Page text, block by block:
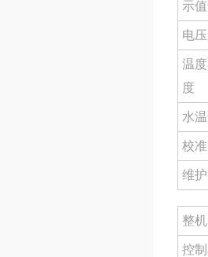
示
电
温
度
水
校
维
整
控